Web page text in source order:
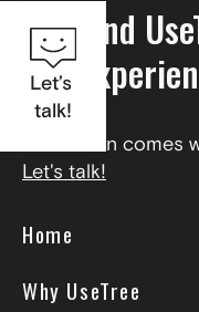
Let’s
talk!
Wir sind
The
Innovation comes
Let's talk!
Home
Why UseTree